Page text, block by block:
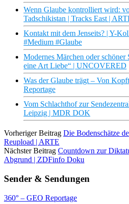
Wenn Glaube kontrolliert wird:
Tadschikistan | Tracks East |
Kontakt mit dem Jenseits? | Y-
#Medium #Glaube
Modernes Märchen oder schöner
eine Art Liebe“ | UNCOVERED
Was der Glaube trägt – Von
Reportage
Vom Schlachthof zur
Leipzig | MDR DOK
Vorheriger Beitrag Die Bodenschätze
Reupload | ARTE
Nächster Beitrag Countdown zur
Abgrund | ZDFinfo Doku
Sender & Sendungen
360° – GEO Reportage